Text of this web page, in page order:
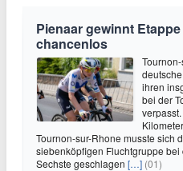
Pienaar gewinnt
chancenlos
ihren
bei der
Tournon-sur-Rhone musste sich
siebenköpfigen Fluchtgruppe
Sechste geschlagen […] (01)